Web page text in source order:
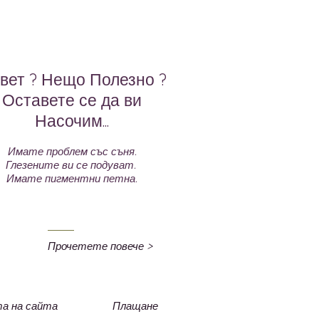
? Нещо Полезно ?
Оставете се да ви
Насочим...
Имате проблем със съня.
Глезените ви се подуват.
Имате пигментни петна.
Прочетете повече >
на сайта Плащане